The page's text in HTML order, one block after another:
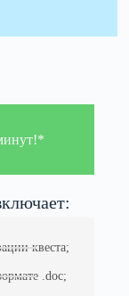
квеста;
.doc;